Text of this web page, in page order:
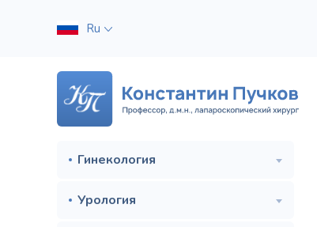
Ru
Гинекология
Урология